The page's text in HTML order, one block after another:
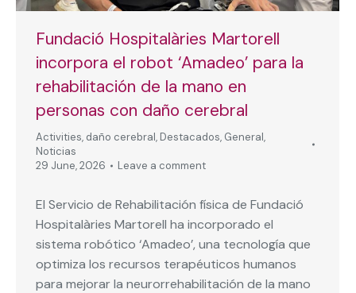
Fundació Hospitalàries Martorell
incorpora el robot ‘Amadeo’ para la
rehabilitación de la mano en
personas con daño cerebral
Activities, daño cerebral, Destacados, General,
Noticias
29 June, 2026
Leave a comment
El Servicio de Rehabilitación física de Fundació
Hospitalàries Martorell ha incorporado el
sistema robótico ‘Amadeo’, una tecnología que
optimiza los recursos terapéuticos humanos
para mejorar la neurorrehabilitación de la mano